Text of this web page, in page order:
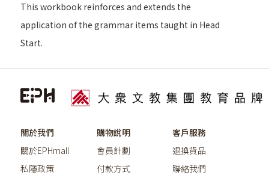
This workbook reinforces and extends the
application of the grammar items taught in Head
Start.
關於我們
關於EPHmall
私隱政策
購物說明
會員計劃
付款方式
客戶服務
退換貨品
聯絡我們